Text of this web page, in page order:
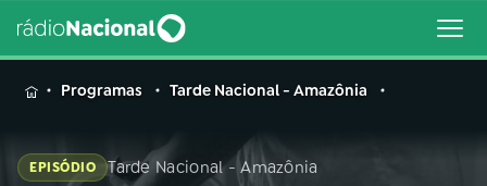
MENUProgramas Tarde Nacional - Amazônia
EPISÓDIO Tarde Nacional - Amazônia